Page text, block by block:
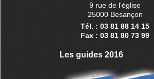
9 rue de l'église
25000 Besançon
Tél. : 03 81 88 14 15
Fax : 03 81 80 73 99
Les guides 2016